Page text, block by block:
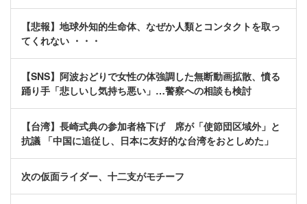
【悲報】地球外知的生命体、なぜか人類とコンタクトを取っ
てくれない ・・・
【SNS】阿波おどりで女性の体強調した無断動画拡散、憤る
踊り手「悲しいし気持ち悪い」…警察への相談も検討
【台湾】長崎式典の参加者格下げ 席が「使節団区域外」と
抗議 「中国に追従し、日本に友好的な台湾をおとしめた」
次の仮面ライダー、十二支がモチーフ